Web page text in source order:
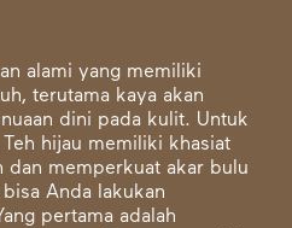
alami yang memiliki
terutama kaya akan
dini pada kulit. Untuk
hijau memiliki khasiat
dan memperkuat akar bulu
Anda lakukan
pertama adalah